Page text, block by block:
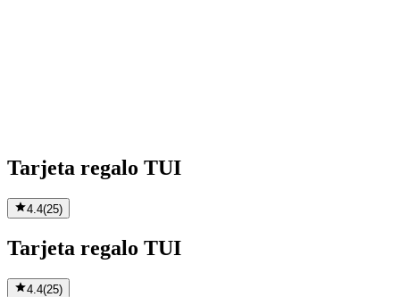
Tarjeta regalo TUI
4.4(25)
Tarjeta regalo TUI
4.4(25)